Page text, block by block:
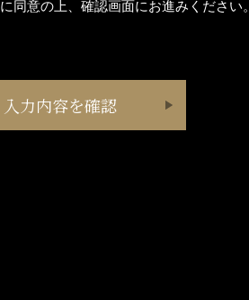
に同意の上、確認画面にお進みください。